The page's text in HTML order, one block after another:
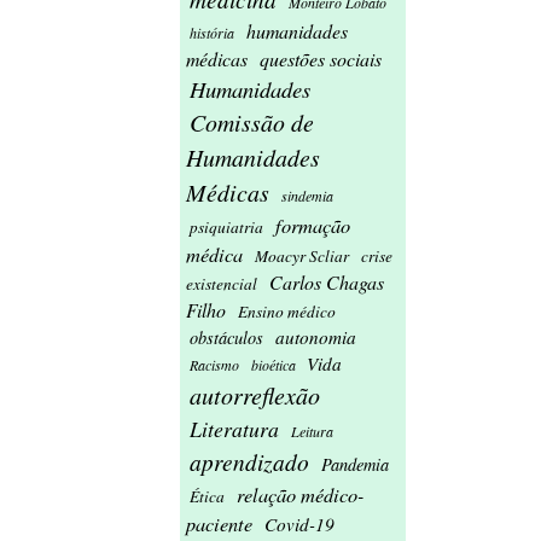
história
humanidades
médicas questões sociais
Humanidades
Comissão de
Humanidades
Médicas
sindemia
psiquiatria formação
médica Moacyr Scliar crise
existencial
Carlos Chagas
Filho
Ensino médico
obstáculos autonomia
Racismo bioética Vida
autorreflexão
Literatura Leitura
aprendizado Pandemia
Ética
relação médico-
paciente Covid-19